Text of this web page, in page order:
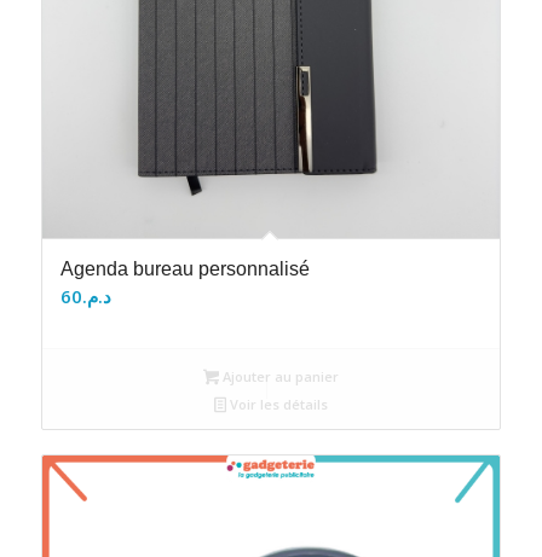
Agenda bureau personnalisé
د.م.60
Ajouter au panier
Voir les détails